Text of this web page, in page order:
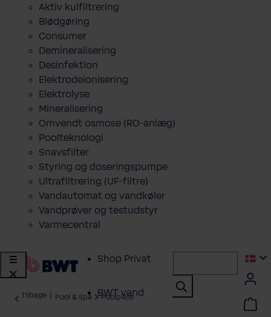
Aktiv kulfiltrering
Blødgøring
Consumer
Demineralisering
Desinfektion
Elektrodeionisering
Elektrolyse
Mineralisering
Omvendt osmose (RO-anlæg)
Poolteknologi
Snavsfilter
Styring og doseringspumpe
Ultrafiltrering (UF-filtre)
Vandautomat og vandkøler
Vandprøver og testudstyr
Varmecentral
Shop Privat
BWT vand
Tilbage Pool & Spa Poolpleje